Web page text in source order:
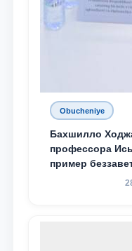
Obucheniye
Бахшилло
профессора
пример
Родине и